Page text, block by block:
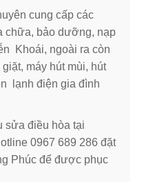
cung cấp các
chữa, bảo dưỡng, nạp
Khoái, ngoài ra còn
máy hút mùi, hút
lạnh điện gia đình
sửa điều hòa tại
0967 689 286 đặt
Phúc để được phục